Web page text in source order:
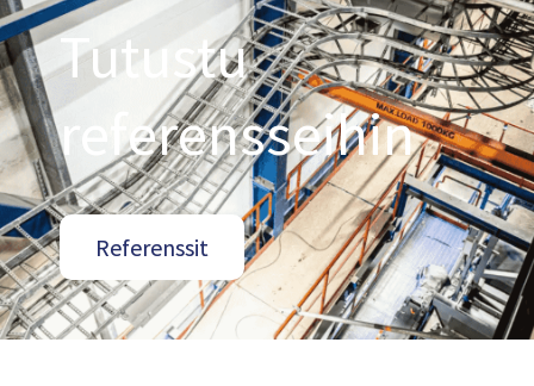
Tutustu
referensseihin
Referenssit